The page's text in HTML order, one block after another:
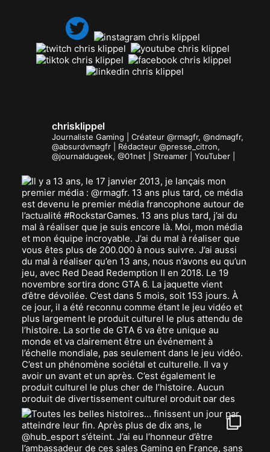
chrisklippel
Journaliste Gaming | Créateur @rmagfr, @ndmagfr,
@absurdvmagfr | Rédacteur @presse_citron,
@journaldugeek, @01net | Streamer | YouTuber |